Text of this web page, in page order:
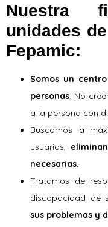
Nuestra
unidades
Fepamic:
Somos un
personas. No
a la persona con
Buscamos la
usuarios,
necesarias.
Tratamos de
discapacidad de
sus problemas y